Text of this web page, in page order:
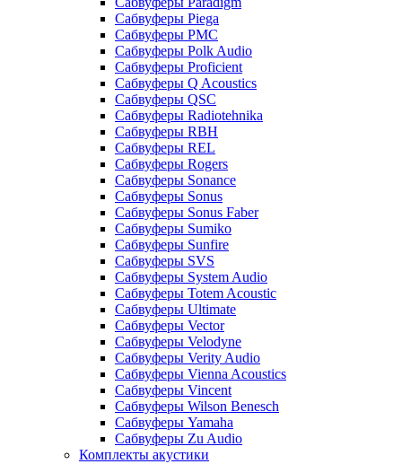
Сабвуферы Piega
Сабвуферы PMC
Сабвуферы Polk Audio
Сабвуферы Proficient
Сабвуферы Q Acoustics
Сабвуферы QSC
Сабвуферы Radiotehnika
Сабвуферы RBH
Сабвуферы REL
Сабвуферы Rogers
Сабвуферы Sonance
Сабвуферы Sonus
Сабвуферы Sonus Faber
Сабвуферы Sumiko
Сабвуферы Sunfire
Сабвуферы SVS
Сабвуферы System Audio
Сабвуферы Totem Acoustic
Сабвуферы Ultimate
Сабвуферы Vector
Сабвуферы Velodyne
Сабвуферы Verity Audio
Сабвуферы Vienna Acoustics
Сабвуферы Vincent
Сабвуферы Wilson Benesch
Сабвуферы Yamaha
Сабвуферы Zu Audio
Комплекты акустики